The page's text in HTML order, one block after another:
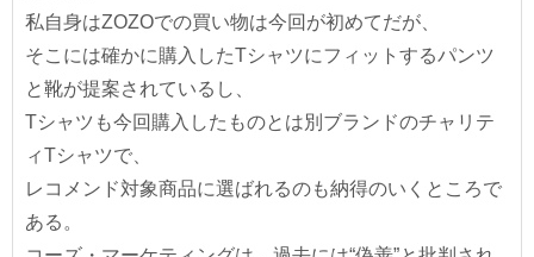
私自身はZOZOでの買い物は今回が初めてだが、
そこには確かに購入したTシャツにフィットするパンツ
と靴が提案されているし、
Tシャツも今回購入したものとは別ブランドのチャリテ
ィTシャツで、
レコメンド対象商品に選ばれるのも納得のいくところで
ある。